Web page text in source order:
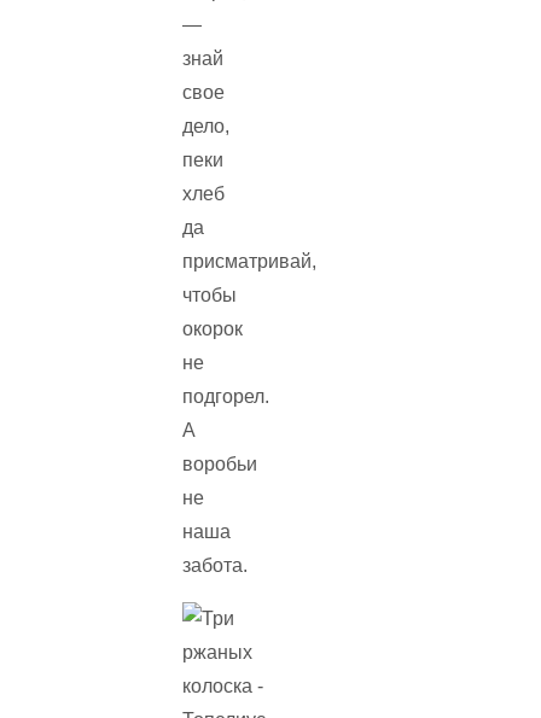
—
знай
свое
дело,
пеки
хлеб
да
присматривай,
чтобы
окорок
не
подгорел.
А
воробьи
не
наша
забота.